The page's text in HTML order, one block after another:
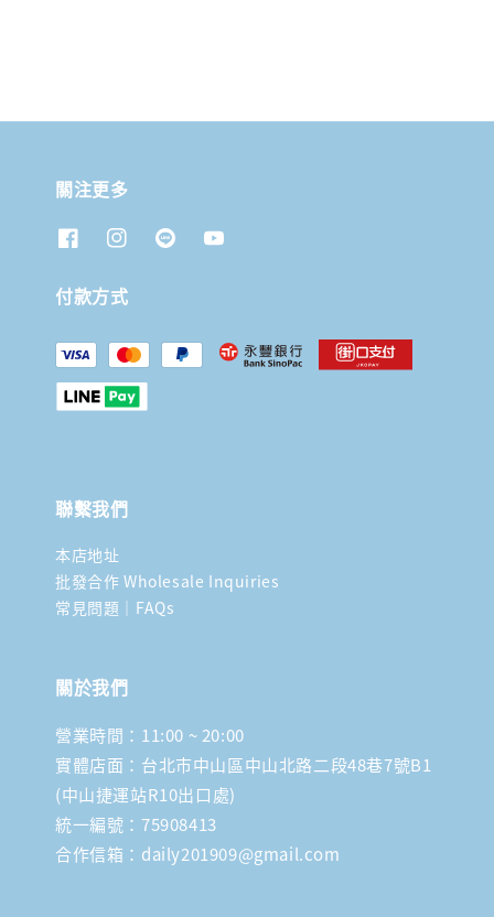
關注更多
付款方式
聯繫我們
本店地址
批發合作 Wholesale Inquiries
常見問題｜FAQs
關於我們
營業時間：11:00 ~ 20:00
實體店面：台北市中山區中山北路二段48巷7號B1
(中山捷運站R10出口處)
統一編號：75908413
合作信箱：daily201909@gmail.com